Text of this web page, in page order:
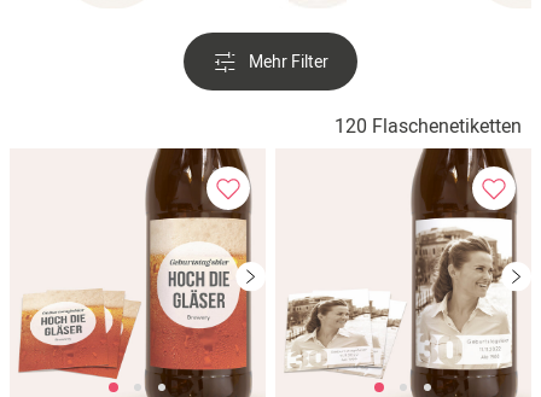
Mehr Filter
120 Flaschenetiketten